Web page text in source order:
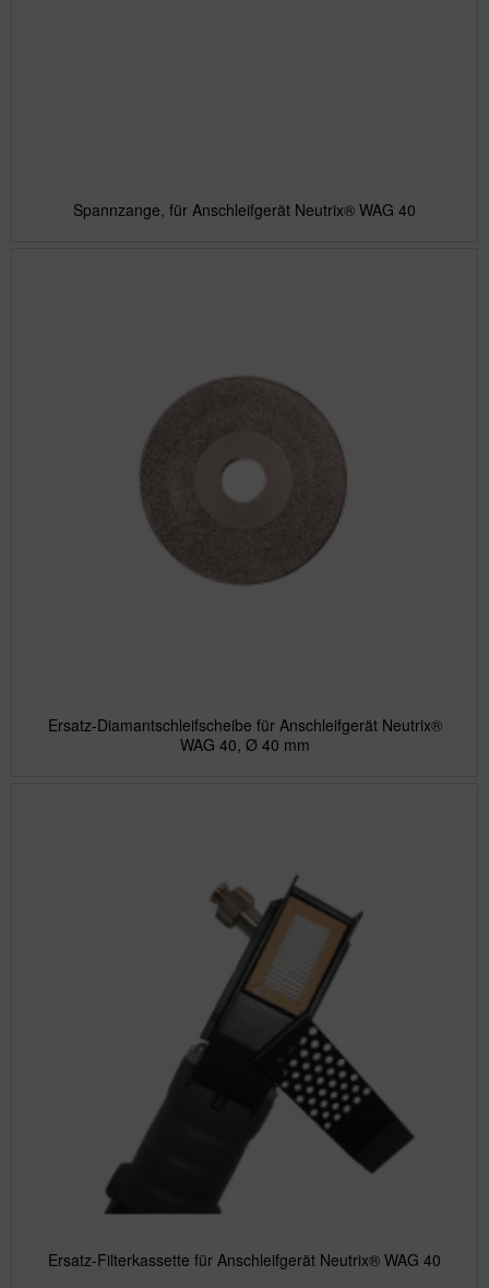
Spannzange, für Anschleifgerät Neutrix® WAG 40
Ersatz-Diamantschleifscheibe für Anschleifgerät Neutrix®
WAG 40, Ø 40 mm
Ersatz-Filterkassette für Anschleifgerät Neutrix® WAG 40